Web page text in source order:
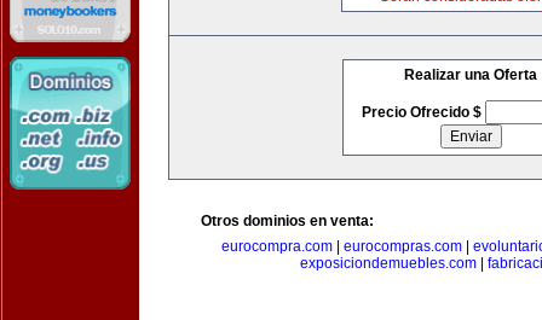
Realizar una Oferta
Precio Ofrecido $
Otros dominios en venta:
eurocompra.com| eurocompras.com|
exposiciondemuebles.com|